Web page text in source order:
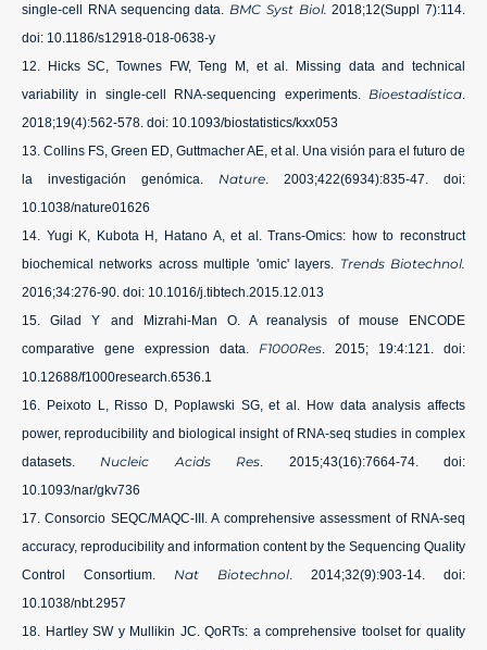
single-cell RNA sequencing data. BMC Syst Biol. 2018;12(Suppl 7):114.
doi: 10.1186/s12918-018-0638-y
Hicks SC, Townes FW, Teng M, et al. Missing data and technical
variability in single-cell RNA-sequencing experiments. Bioestadística.
2018;19(4):562-578. doi: 10.1093/biostatistics/kxx053
Collins FS, Green ED, Guttmacher AE, et al. Una visión para el futuro de
la investigación genómica. Nature. 2003;422(6934):835-47. doi:
10.1038/nature01626
Yugi K, Kubota H, Hatano A, et al. Trans-Omics: how to reconstruct
biochemical networks across multiple 'omic' layers. Trends Biotechnol.
2016;34:276-90. doi: 10.1016/j.tibtech.2015.12.013
Gilad Y and Mizrahi-Man O. A reanalysis of mouse ENCODE
comparative gene expression data. F1000Res. 2015; 19:4:121. doi:
10.12688/f1000research.6536.1
Peixoto L, Risso D, Poplawski SG, et al. How data analysis affects
power, reproducibility and biological insight of RNA-seq studies in complex
datasets.Nucleic Acids Res. 2015;43(16):7664-74. doi:
10.1093/nar/gkv736
Consorcio SEQC/MAQC-III. A comprehensive assessment of RNA-seq
accuracy, reproducibility and information content by the Sequencing Quality
Control Consortium. Nat Biotechnol. 2014;32(9):903-14. doi:
10.1038/nbt.2957
Hartley SW y Mullikin JC. QoRTs: a comprehensive toolset for quality